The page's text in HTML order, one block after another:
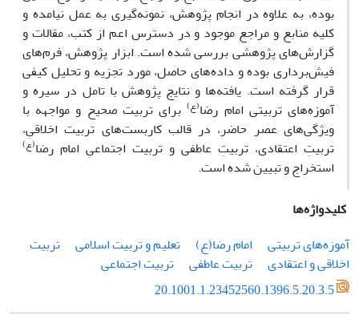
بوده، به علاوه در انجام پژوهش، نمونه‌گیری به عمل نیامده و
کلیه منابع و مراجع موجود و در دسترس اعم از کتب، مقالات و
گزارش‌های پژوهشی بررسی شده است. ابزار پژوهش، فرم‌های
فیش‌برداری بوده و داده‌های حاصل، مورد تجزیه و تحلیل کیفی
قرار گرفته است. یافته‌ها و نتایج پژوهش با تامل در سیره و
آموزه‌های تربیتی امام رضا(ع)برای تربیت صحیح و مواجهه با
ویژگی‌های عصر حاضر، در قالب کاربست‌های تربیت اخلاقیِ،
تربیتِ اعتقادی، تربیتِ عاطفی و تربیت اجتماعیِ امام رضا(ع)
استخراج و تبیین شده است.
کلیدواژه‌ها
آموزه‌های تربیتی
امام رضا(ع) تعلیم و تربیت اسلامی
تربیت
اخلاقی و اعتقادی
تربیت عاطفی
تربیت اجتماعی
20.1001.1.23452560.1396.5.20.3.5